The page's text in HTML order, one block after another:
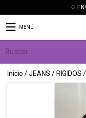
♡
MENÚ
Inicio /JEANS / RIGIDOS /